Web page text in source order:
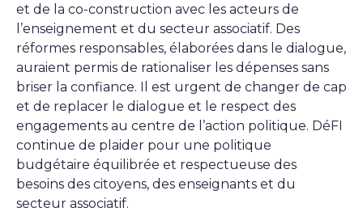
et de la co-construction avec les acteurs de
l’enseignement et du secteur associatif. Des
réformes responsables, élaborées dans le dialogue,
auraient permis de rationaliser les dépenses sans
briser la confiance. Il est urgent de changer de cap
et de replacer le dialogue et le respect des
engagements au centre de l’action politique. DéFI
continue de plaider pour une politique
budgétaire équilibrée et respectueuse des
besoins des citoyens, des enseignants et du
secteur associatif.